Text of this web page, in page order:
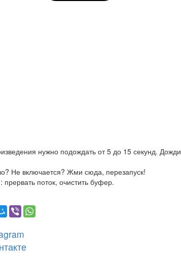
нужно подождать от 5 до 15 секунд.
Не включается? Жми сюда, перезапуск!
поток, очистить буфер.